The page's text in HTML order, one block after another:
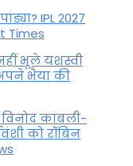
IPL 2027
Times
भूले यशस्वी
भैया की
कांबली-
को रॉबिन